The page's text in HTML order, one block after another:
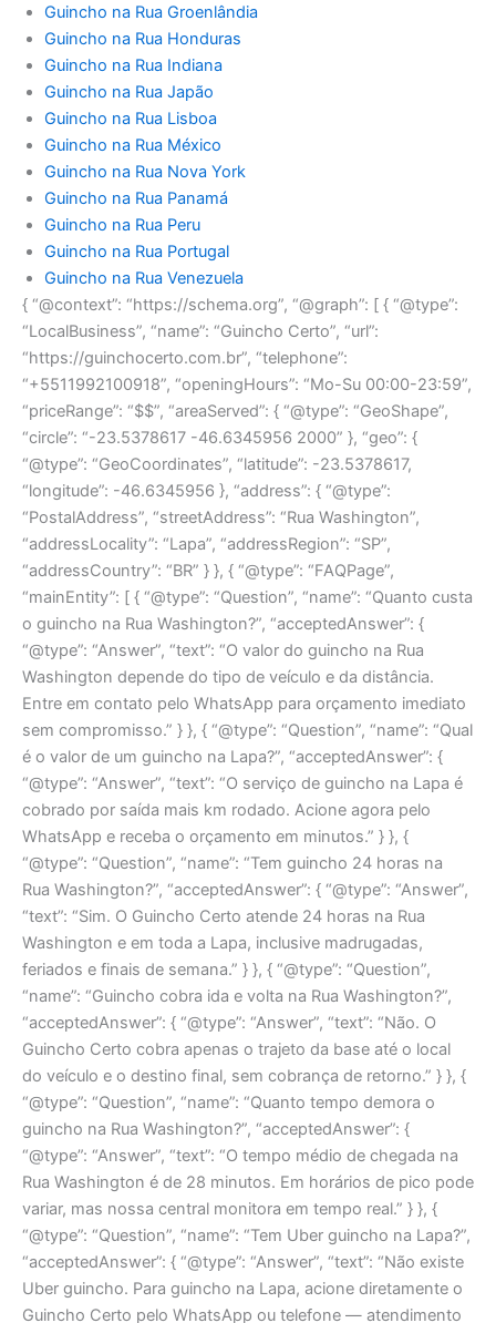
Guincho na Rua Groenlândia
Guincho na Rua Honduras
Guincho na Rua Indiana
Guincho na Rua Japão
Guincho na Rua Lisboa
Guincho na Rua México
Guincho na Rua Nova York
Guincho na Rua Panamá
Guincho na Rua Peru
Guincho na Rua Portugal
Guincho na Rua Venezuela
{ “@context”: “https://schema.org”, “@graph”: [ { “@type”:
“LocalBusiness”, “name”: “Guincho Certo”, “url”:
“https://guinchocerto.com.br”, “telephone”:
“+5511992100918”, “openingHours”: “Mo-Su 00:00-23:59”,
“priceRange”: “$$”, “areaServed”: { “@type”: “GeoShape”,
“circle”: “-23.5378617 -46.6345956 2000” }, “geo”: {
“@type”: “GeoCoordinates”, “latitude”: -23.5378617,
“longitude”: -46.6345956 }, “address”: { “@type”:
“PostalAddress”, “streetAddress”: “Rua Washington”,
“addressLocality”: “Lapa”, “addressRegion”: “SP”,
“addressCountry”: “BR” } }, { “@type”: “FAQPage”,
“mainEntity”: [ { “@type”: “Question”, “name”: “Quanto custa
o guincho na Rua Washington?”, “acceptedAnswer”: {
“@type”: “Answer”, “text”: “O valor do guincho na Rua
Washington depende do tipo de veículo e da distância.
Entre em contato pelo WhatsApp para orçamento imediato
sem compromisso.” } }, { “@type”: “Question”, “name”: “Qual
é o valor de um guincho na Lapa?”, “acceptedAnswer”: {
“@type”: “Answer”, “text”: “O serviço de guincho na Lapa é
cobrado por saída mais km rodado. Acione agora pelo
WhatsApp e receba o orçamento em minutos.” } }, {
“@type”: “Question”, “name”: “Tem guincho 24 horas na
Rua Washington?”, “acceptedAnswer”: { “@type”: “Answer”,
“text”: “Sim. O Guincho Certo atende 24 horas na Rua
Washington e em toda a Lapa, inclusive madrugadas,
feriados e finais de semana.” } }, { “@type”: “Question”,
“name”: “Guincho cobra ida e volta na Rua Washington?”,
“acceptedAnswer”: { “@type”: “Answer”, “text”: “Não. O
Guincho Certo cobra apenas o trajeto da base até o local
do veículo e o destino final, sem cobrança de retorno.” } }, {
“@type”: “Question”, “name”: “Quanto tempo demora o
guincho na Rua Washington?”, “acceptedAnswer”: {
“@type”: “Answer”, “text”: “O tempo médio de chegada na
Rua Washington é de 28 minutos. Em horários de pico pode
variar, mas nossa central monitora em tempo real.” } }, {
“@type”: “Question”, “name”: “Tem Uber guincho na Lapa?”,
“acceptedAnswer”: { “@type”: “Answer”, “text”: “Não existe
Uber guincho. Para guincho na Lapa, acione diretamente o
Guincho Certo pelo WhatsApp ou telefone — atendimento